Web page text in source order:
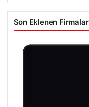
Son Eklenen Firmalar